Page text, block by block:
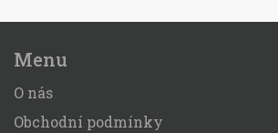
Menu
O nás
Obchodní podmínky